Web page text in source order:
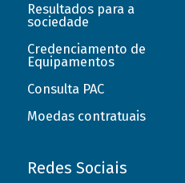
Resultados para a
sociedade
Credenciamento de
Equipamentos
Consulta PAC
Moedas contratuais
Redes Sociais